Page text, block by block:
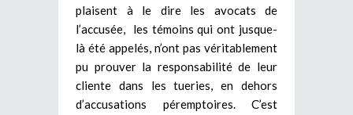
plaisent à le dire les avocats de
l’accusée, les témoins qui ont jusque-
là été appelés, n’ont pas véritablement
pu prouver la responsabilité de leur
cliente dans les tueries, en dehors
d’accusations péremptoires. C’est